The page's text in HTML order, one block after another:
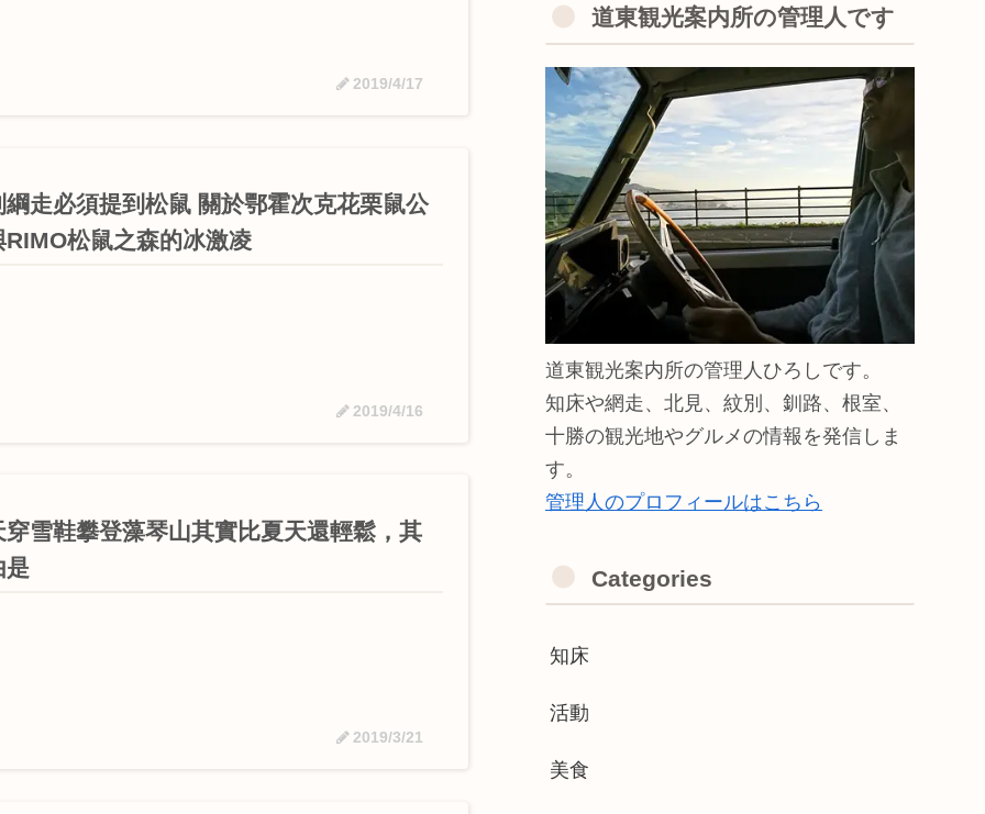
2019/4/17
綱走必須提到松鼠 關於鄂霍次克花栗鼠公
RIMO松鼠之森的冰激凌
2019/4/16
穿雪鞋攀登藻琴山其實比夏天還輕鬆，其
是
2019/3/21
道東観光案内所の管理人です
道東観光案内所の管理人ひろしです。
知床や網走、北見、紋別、釧路、根室、
十勝の観光地やグルメの情報を発信しま
す。
管理人のプロフィールはこちら
Categories
知床
活動
美食